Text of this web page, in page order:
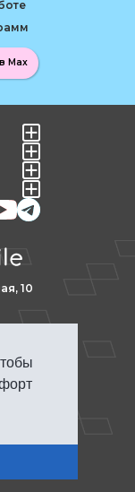
Max
10
сайта